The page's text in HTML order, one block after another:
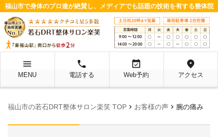
福山市で身体のプロ達が絶賛し、メディアでも話題の技術を有する整体院
menu
MENU
local_phone
電話する
event_available
Web予約
location_on
アクセス
福山市の若石DRT整体サロン楽笑 TOP chevron_right お客様の声 chevron_right 腕の痛み